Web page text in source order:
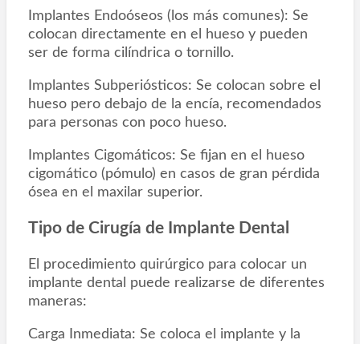
Implantes Endoóseos (los más comunes): Se
colocan directamente en el hueso y pueden
ser de forma cilíndrica o tornillo.
Implantes Subperiósticos: Se colocan sobre el
hueso pero debajo de la encía, recomendados
para personas con poco hueso.
Implantes Cigomáticos: Se fijan en el hueso
cigomático (pómulo) en casos de gran pérdida
ósea en el maxilar superior.
Tipo de Cirugía de Implante Dental
El procedimiento quirúrgico para colocar un
implante dental puede realizarse de diferentes
maneras:
Carga Inmediata: Se coloca el implante y la